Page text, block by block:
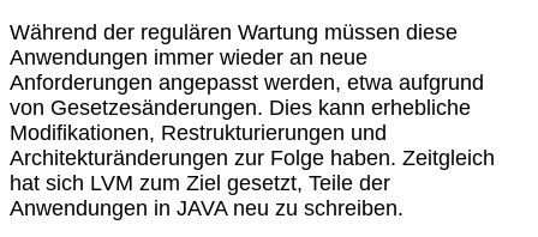
Während der regulären Wartung müssen diese
Anwendungen immer wieder an neue
Anforderungen angepasst werden, etwa aufgrund
von Gesetzesänderungen. Dies kann erhebliche
Modifikationen, Restrukturierungen und
Architekturänderungen zur Folge haben. Zeitgleich
hat sich LVM zum Ziel gesetzt, Teile der
Anwendungen in JAVA neu zu schreiben.